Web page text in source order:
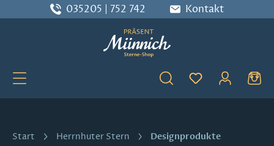
Zum Hauptinhalt springen
035205 | 752 742 Kontakt
Du hast 0
Start Herrnhuter Stern Designprodukte